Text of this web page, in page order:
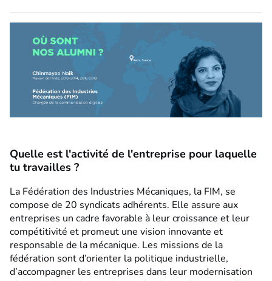
Quelle est l'activité de l'entreprise pour laquelle
tu travailles ?
La Fédération des Industries Mécaniques, la FIM, se
compose de 20 syndicats adhérents. Elle assure aux
entreprises un cadre favorable à leur croissance et leur
compétitivité et promeut une vision innovante et
responsable de la mécanique. Les missions de la
fédération sont d’orienter la politique industrielle,
d’accompagner les entreprises dans leur modernisation